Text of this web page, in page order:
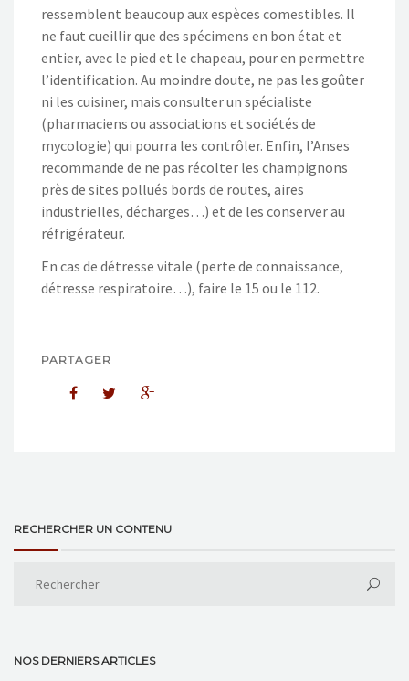
ressemblent beaucoup aux espèces comestibles. Il
ne faut cueillir que des spécimens en bon état et
entier, avec le pied et le chapeau, pour en permettre
l’identification. Au moindre doute, ne pas les goûter
ni les cuisiner, mais consulter un spécialiste
(pharmaciens ou associations et sociétés de
mycologie) qui pourra les contrôler. Enfin, l’Anses
recommande de ne pas récolter les champignons
près de sites pollués bords de routes, aires
industrielles, décharges…) et de les conserver au
réfrigérateur.
En cas de détresse vitale (perte de connaissance,
détresse respiratoire…), faire le 15 ou le 112.
PARTAGER
RECHERCHER UN CONTENU
NOS DERNIERS ARTICLES